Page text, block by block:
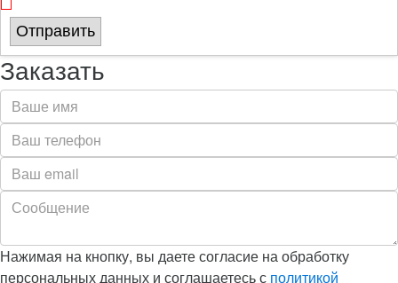
Отправить
Заказать
Нажимая на кнопку, вы даете согласие на обработку
персональных данных и соглашаетесь с политикой